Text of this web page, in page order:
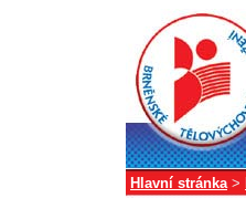
Hlavní stránka>